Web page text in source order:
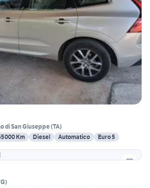
di San Giuseppe(TA)
Km Diesel Automatico
Euro 5
)